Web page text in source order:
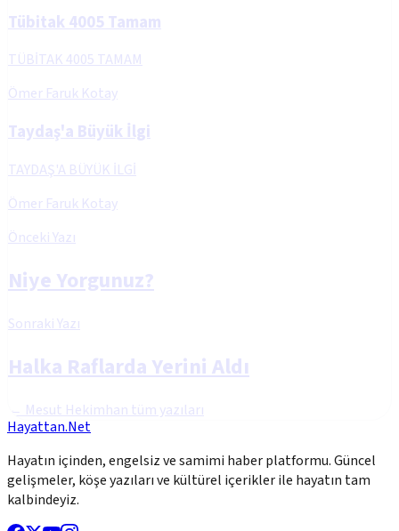
Tübitak 4005 Tamam
TÜBİTAK 4005 TAMAM
Ömer Faruk Kotay
Taydaş'a Büyük İlgi
TAYDAŞ'A BÜYÜK İLGİ
Ömer Faruk Kotay
Önceki Yazı
Niye Yorgunuz?
Sonraki Yazı
Halka Raflarda Yerini Aldı
← Mesut Hekimhan tüm yazıları
Hayattan.Net
Hayatın içinden, engelsiz ve samimi haber platformu. Güncel
gelişmeler, köşe yazıları ve kültürel içerikler ile hayatın tam
kalbindeyiz.